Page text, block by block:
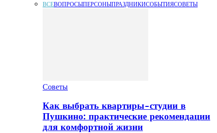
ВСЕВОПРОСЫПЕРСОНЫПРАЗДНИКИСОБЫТИЯСОВЕТЫ
Советы
Как выбрать квартиры-студии в
Пушкино: практические рекомендации
для комфортной жизни